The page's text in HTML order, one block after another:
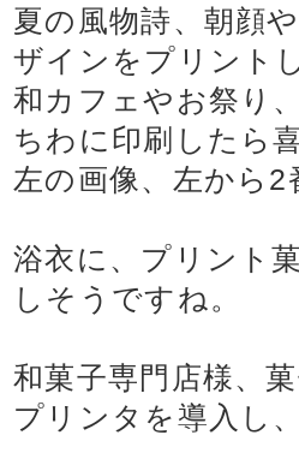
夏の風物詩、朝顔
ザインをプリント
和カフェやお祭り
ちわに印刷したら
左の画像、左から
浴衣に、プリント
しそうですね。
和菓子専門店様、
プリンタを導入し